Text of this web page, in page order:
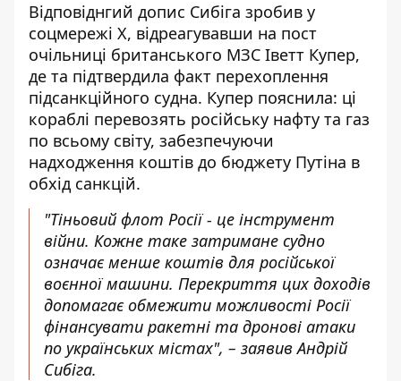
Відповіднгий допис Сибіга зробив у
соцмережі Х, відреагувавши на пост
очільниці британського МЗС Іветт Купер,
де та підтвердила факт перехоплення
підсанкційного судна. Купер пояснила: ці
кораблі перевозять російську нафту та газ
по всьому світу, забезпечуючи
надходження коштів до бюджету Путіна в
обхід санкцій.
"Тіньовий флот Росії - це інструмент
війни. Кожне таке затримане судно
означає менше коштів для російської
воєнної машини. Перекриття цих доходів
допомагає обмежити можливості Росії
фінансувати ракетні та дронові атаки
по українських містах", – заявив Андрій
Сибіга.